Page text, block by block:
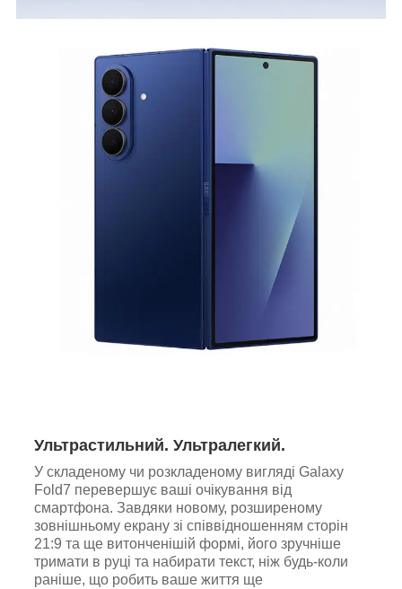
Ультрастильний. Ультралегкий.
У складеному чи розкладеному вигляді Galaxy
Fold7 перевершує ваші очікування від
смартфона. Завдяки новому, розширеному
зовнішньому екрану зі співвідношенням сторін
21:9 та ще витонченішій формі, його зручніше
тримати в руці та набирати текст, ніж будь-коли
раніше, що робить ваше життя ще